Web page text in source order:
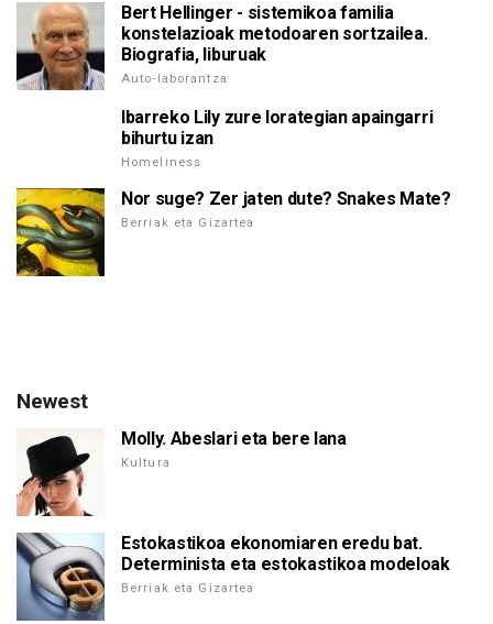
Bert Hellinger - sistemikoa familia
konstelazioak metodoaren sortzailea.
Biografia, liburuak
Auto-laborantza
Ibarreko Lily zure lorategian apaingarri
bihurtu izan
Homeliness
Nor suge? Zer jaten dute? Snakes Mate?
Berriak eta Gizartea
Newest
Molly. Abeslari eta bere lana
Kultura
Estokastikoa ekonomiaren eredu bat.
Determinista eta estokastikoa modeloak
Berriak eta Gizartea